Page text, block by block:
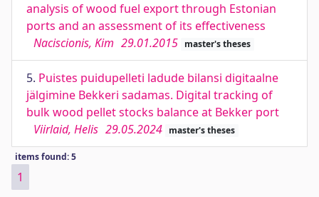
analysis of wood fuel export through Estonian
ports and an assessment of its effectiveness
Naciscionis, Kim 29.01.2015 master's theses
5. Puistes puidupelleti ladude bilansi digitaalne
jälgimine Bekkeri sadamas. Digital tracking of
bulk wood pellet stocks balance at Bekker port
Viirlaid, Helis 29.05.2024 master's theses
items found: 5
1